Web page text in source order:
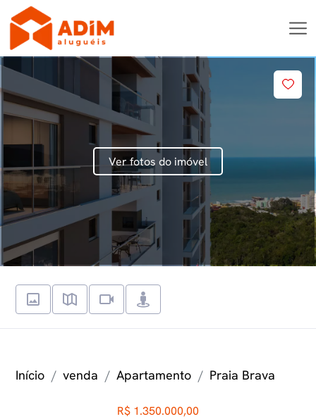
Ver fotos do imóvel
Início venda Apartamento Praia Brava
R$ 1.350.000,00